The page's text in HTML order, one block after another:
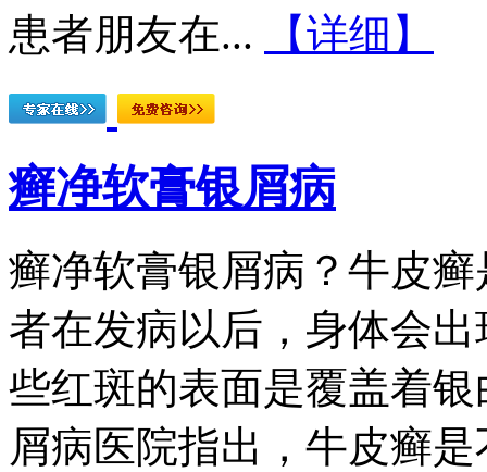
患者朋友在...
【详细】
癣净软膏银屑病
癣净软膏银屑病？牛皮
者在发病以后，身体会
些红斑的表面是覆盖着
屑病医院指出，牛皮癣